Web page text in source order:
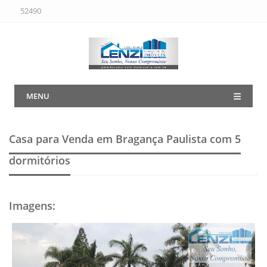
52490
MENU
Casa para Venda em Bragança Paulista com 5
dormitórios
Imagens: